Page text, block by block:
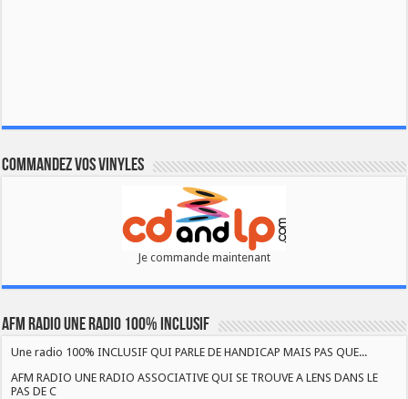
Commandez vos vinyles
Je commande maintenant
AFM RADIO UNE RADIO 100% INCLUSIF
Une radio 100% INCLUSIF QUI PARLE DE HANDICAP MAIS PAS QUE...
AFM RADIO UNE RADIO ASSOCIATIVE QUI SE TROUVE A LENS DANS LE
PAS DE C